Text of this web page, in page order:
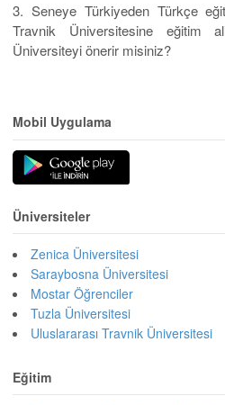
3. Seneye Türkiyeden Türkçe
Travnik Üniversitesine eğitim
Üniversiteyi önerir misiniz?
Mobil Uygulama
Üniversiteler
Zenica Üniversitesi
Saraybosna Üniversitesi
Mostar Öğrenciler
Tuzla Üniversitesi
Uluslararası Travnik Üniversitesi
Eğitim